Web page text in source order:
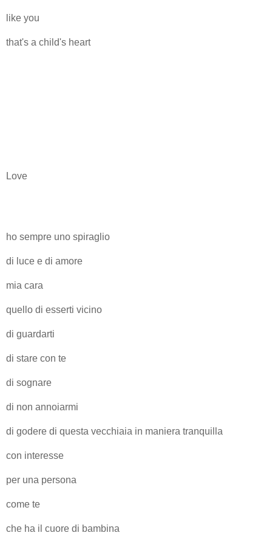
like you
that's a child's heart
Love
ho sempre uno spiraglio
di luce e di amore
mia cara
quello di esserti vicino
di guardarti
di stare con te
di sognare
di non annoiarmi
di godere di questa vecchiaia in maniera tranquilla
con interesse
per una persona
come te
che ha il cuore di bambina